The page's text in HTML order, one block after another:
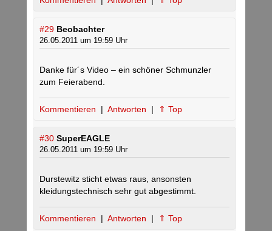
#29 Beobachter
26.05.2011 um 19:59 Uhr
Danke für´s Video – ein schöner Schmunzler
zum Feierabend.
Kommentieren | Antworten | ⇑ Top
#30 SuperEAGLE
26.05.2011 um 19:59 Uhr
Durstewitz sticht etwas raus, ansonsten
kleidungstechnisch sehr gut abgestimmt.
Kommentieren | Antworten | ⇑ Top